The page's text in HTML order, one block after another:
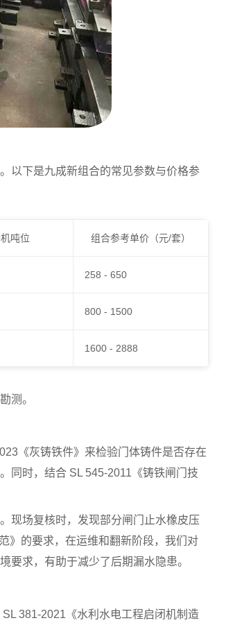
以下是九成新组合的常见参数与价格参
吨位 组合参考单价（元/套）
258 - 650
800 - 1500
1600 - 2888
测。
《灰铸铁件》来检验门体铸件是否存在
同时，结合 SL 545-2011《铸铁闸门技
现场复核时，发现部分闸门止水橡皮压
》的要求，在运维和翻新阶段，我们对
要求，有助于减少了后期漏水隐患。
381-2021《水利水电工程启闭机制造